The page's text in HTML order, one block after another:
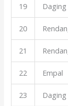
19
20
21
22 Empal
23